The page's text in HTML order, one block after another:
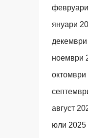
януари
ноември
октомври
август
юли 2025